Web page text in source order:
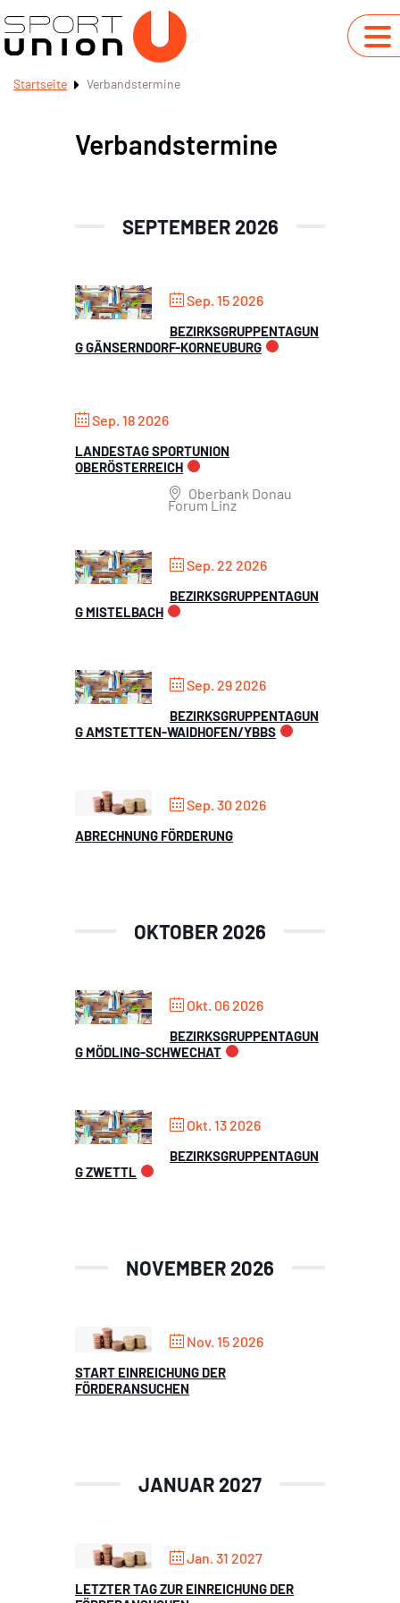
Startseite Verbandstermine
Verbandstermine
SEPTEMBER 2026
Sep. 15 2026
BEZIRKSGRUPPENTAGUN
G GÄNSERNDORF-KORNEUBURG
Sep. 18 2026
LANDESTAG SPORTUNION
OBERÖSTERREICH
Oberbank Donau
Forum Linz
Sep. 22 2026
BEZIRKSGRUPPENTAGUN
G MISTELBACH
Sep. 29 2026
BEZIRKSGRUPPENTAGUN
G AMSTETTEN-WAIDHOFEN/YBBS
Sep. 30 2026
ABRECHNUNG FÖRDERUNG
OKTOBER 2026
Okt. 06 2026
BEZIRKSGRUPPENTAGUN
G MÖDLING-SCHWECHAT
Okt. 13 2026
BEZIRKSGRUPPENTAGUN
G ZWETTL
NOVEMBER 2026
Nov. 15 2026
START EINREICHUNG DER
FÖRDERANSUCHEN
JANUAR 2027
Jan. 31 2027
LETZTER TAG ZUR EINREICHUNG DER